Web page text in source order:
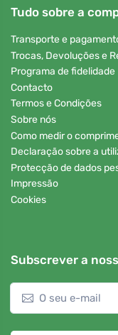
Tudo sobre a
Transporte e
Trocas, Devoluções e
Programa de fidelidade
Contacto
Termos e Condições
Sobre nós
Como medir o
Declaração sobre a
Protecção de dados
Impressão
Cookies
Subscrever a